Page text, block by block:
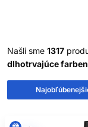
pomerom,
cieľová
AKO
Po spojení
Našli sme 1317
dlhotrvajúce